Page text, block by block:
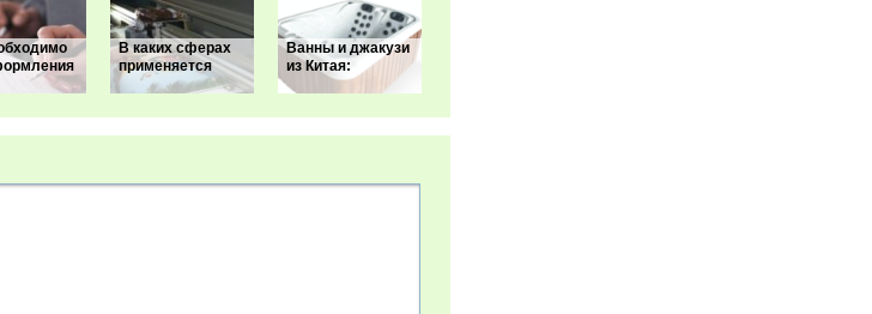
В каких сферах
применяется
Ванны и джакузи
из Китая: